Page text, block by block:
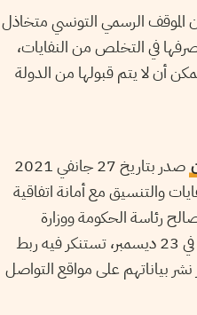
الموقف الرسمي التونسي متخاذل
في التخلص من النفايات،
أن لا يتم قبولها من الدولة
صدر بتاريخ 27 جانفي 2021
والتنسيق مع أمانة اتفاقية
رئاسة الحكومة ووزارة
، في 23 ديسمبر، تستنكر فيه ربط
بياناتهم على مواقع التواصل